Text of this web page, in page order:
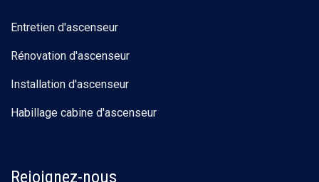
Entretien d'ascenseur
Rénovation d'ascenseur
Installation d'ascenseur
Habillage cabine d'ascenseur
Rejoignez-nous